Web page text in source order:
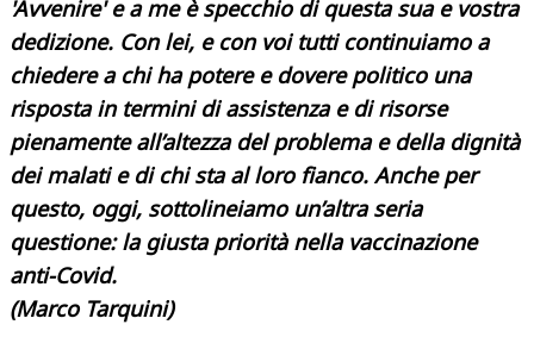
'Avvenire' e a me è specchio di questa sua e vostra
dedizione. Con lei, e con voi tutti continuiamo a
chiedere a chi ha potere e dovere politico una
risposta in termini di assistenza e di risorse
pienamente all’altezza del problema e della dignità
dei malati e di chi sta al loro fianco. Anche per
questo, oggi, sottolineiamo un’altra seria
questione: la giusta priorità nella vaccinazione
anti-Covid.
(Marco Tarquini)